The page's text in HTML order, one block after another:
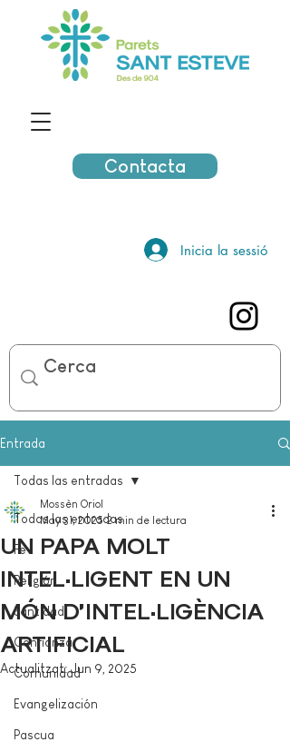
Inicia la sessió
Contacta
Entrada
Todas las entradas
Fe
Religión
Santidad
Confianza
Comunidad
Evangelización
Pascua
Todas las entradas
UN PAPA MOLT
INTEL·LIGENT EN UN
MÓN D’INTEL·LIGÈNCIA
ARTIFICIAL
Mossèn Oriol
May 31, 2025 2 min de lectura
Actualitzat:Jun 9, 2025